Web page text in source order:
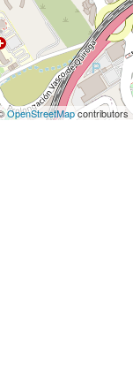
OpenStreetMapcontributors